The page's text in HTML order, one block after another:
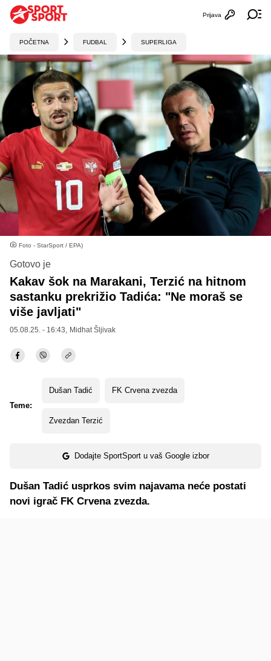
Otvori
Prijava
POČETNA FUDBAL SUPERLIGA
Foto - StarSport / EPA)
Gotovo je
Kakav šok na Marakani, Terzić na hitnom
sastanku prekrižio Tadića: "Ne moraš se
više javljati"
05.08.25. - 16:43, Midhat Šljivak
Teme:
Dušan Tadić FK Crvena zvezda
Zvezdan Terzić
Dodajte SportSport u vaš Google izbor
Dušan Tadić usprkos svim najavama neće postati
novi igrač FK Crvena zvezda.